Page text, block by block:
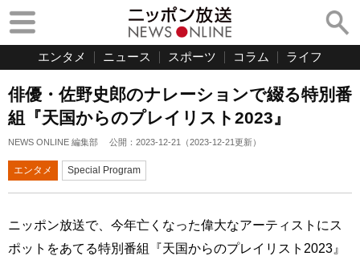
エンタメ ニュース スポーツ コラム ライフ
俳優・佐野史郎のナレーションで綴る特別番
組『天国からのプレイリスト2023』
NEWS ONLINE 編集部 公開： 2023-12-21 （2023-12-21更新）
エンタメ Special Program
ニッポン放送で、今年亡くなった偉大なアーティストにス
ポットをあてる特別番組『天国からのプレイリスト2023』